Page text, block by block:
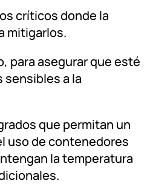
críticos donde la
mitigarlos.
para asegurar que esté
a la
que permitan un
uso de contenedores
la temperatura